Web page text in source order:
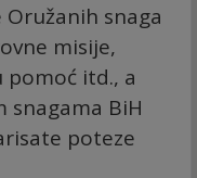
snaga
misije,
pomoć itd., a
snagama BiH
poteze